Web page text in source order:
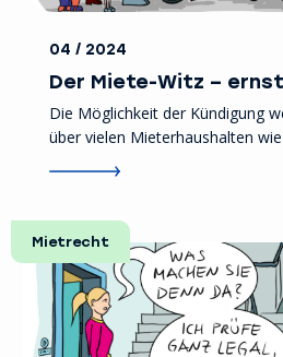
04 / 2024
Der Miete-Witz –
Die Möglichkeit der Kündigung
über vielen Mieterhaushalten
Mietrecht